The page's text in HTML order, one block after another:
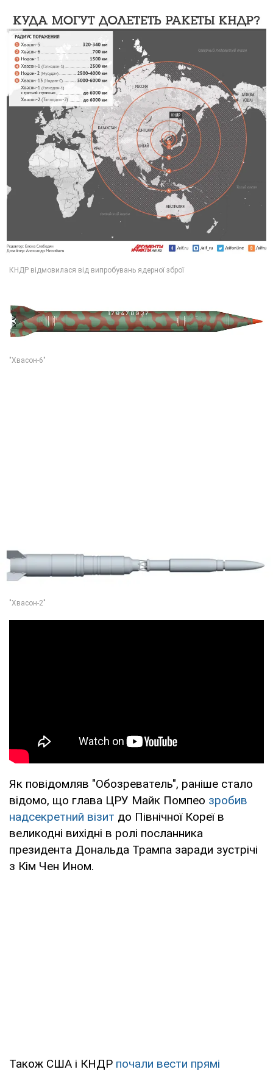
Як повідомляв "Обозреватель", раніше стало
відомо, що глава ЦРУ Майк Помпео зробив
надсекретний візит до Північної Кореї в
великодні вихідні в ролі посланника
президента Дональда Трампа заради зустрічі
з Кім Чен Ином.
Також США і КНДР почали вести прямі